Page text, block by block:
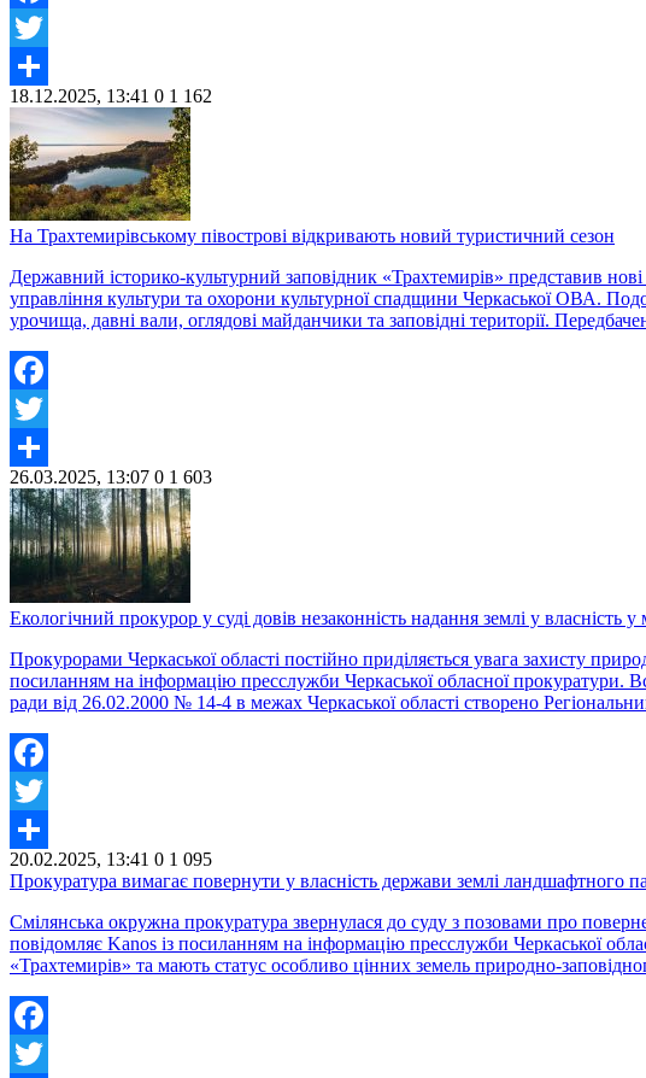
Facebook
Twitter
Share
18.12.2025, 13:41 0 1 162
На Трахтемирівському півострові відкривають новий туристичний сезон
Державний історико-культурний заповідник «Трахтемирів» представив
управління культури та охорони культурної спадщини Черкаської ОВА.
урочища, давні вали, оглядові майданчики та заповідні території.
Facebook
Twitter
Share
26.03.2025, 13:07 0 1 603
Екологічний прокурор у суді довів незаконність надання землі у
Прокурорами Черкаської області постійно приділяється увага захисту
посиланням на інформацію пресслужби Черкаської обласної прокуратури.
ради від 26.02.2000 № 14-4 в межах Черкаської області створено
Facebook
Twitter
Share
20.02.2025, 13:41 0 1 095
Прокуратура вимагає повернути у власність держави землі ландшафтного
Смілянська окружна прокуратура звернулася до суду з позовами про
повідомляє Kanos із посиланням на інформацію пресслужби Черкаської
«Трахтемирів» та мають статус особливо цінних земель природно-
Facebook